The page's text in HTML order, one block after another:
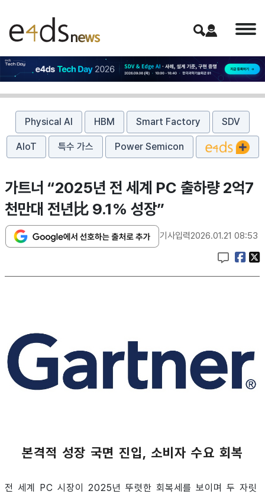
Physical AI HBM Smart Factory SDV
AIoT 특수 가스 Power Semicon
가트너 “2025년 전 세계 PC 출하량 2억7
천만대 전년比 9.1% 성장”
기사입력2026.01.21 08:53
본격적 성장 국면 진입, 소비자 수요 회복
전 세계 PC 시장이 2025년 뚜렷한 회복세를 보이며 두 자릿